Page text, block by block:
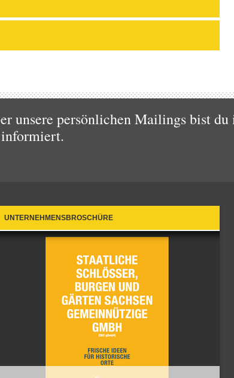
unsere persönlichen Mailings bist
informiert.
UNTERNEHMENSBROSCHÜRE